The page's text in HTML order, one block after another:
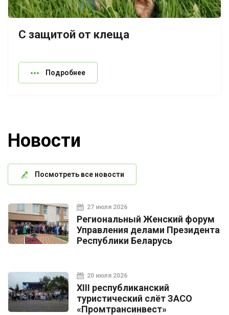
С защитой от клеща
Подробнее
Новости
Посмотреть все новости
27 июля 2026
Региональный Женский форум
Управления делами Президента
Республики Беларусь
20 июля 2026
XIII республиканский
туристический слёт ЗАСО
«Промтрансинвест»